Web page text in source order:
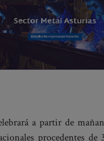
a partir de
procedentes de